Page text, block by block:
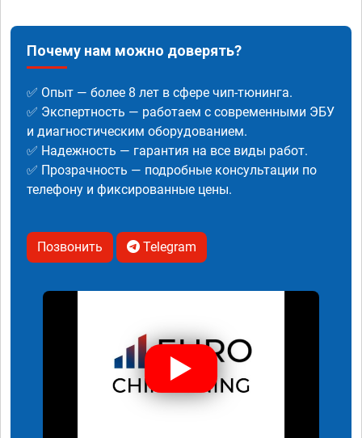
Почему нам можно доверять?
✅ Опыт — более 8 лет в сфере чип-тюнинга.
✅ Экспертность — работаем с современными ЭБУ
и диагностическим оборудованием.
✅ Надежность — гарантия на все виды работ.
✅ Прозрачность — подробные консультации по
телефону и фиксированные цены.
Позвонить Telegram